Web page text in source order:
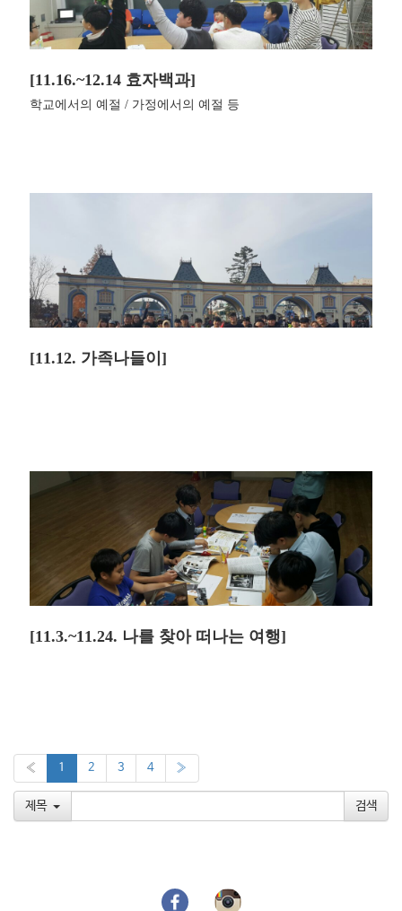
[11.16.~12.14 효자백과]
학교에서의 예절 / 가정에서의 예절 등
[11.12. 가족나들이]
[11.3.~11.24. 나를 찾아 떠나는 여행]
« 1 2 3 4 »
제목